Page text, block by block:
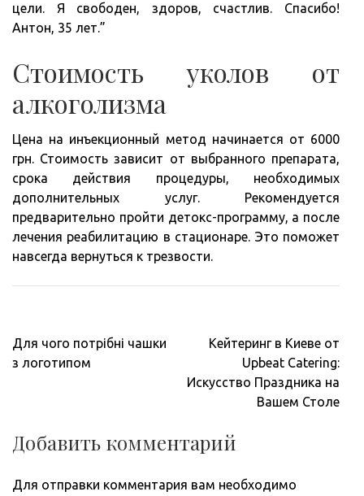
цели. Я свободен, здоров, счастлив. Спасибо!
Антон, 35 лет.”
Стоимость уколов от
алкоголизма
Цена на инъекционный метод начинается от 6000
грн. Стоимость зависит от выбранного препарата,
срока действия процедуры, необходимых
дополнительных услуг. Рекомендуется
предварительно пройти детокс-программу, а после
лечения реабилитацию в стационаре. Это поможет
навсегда вернуться к трезвости.
Навигация
по
Для чого потрібні чашки
з логотипом
Кейтеринг в Киеве от
Upbeat Catering:
Искусство Праздника на
Вашем Столе
Добавить комментарий
Для отправки комментария вам необходимо